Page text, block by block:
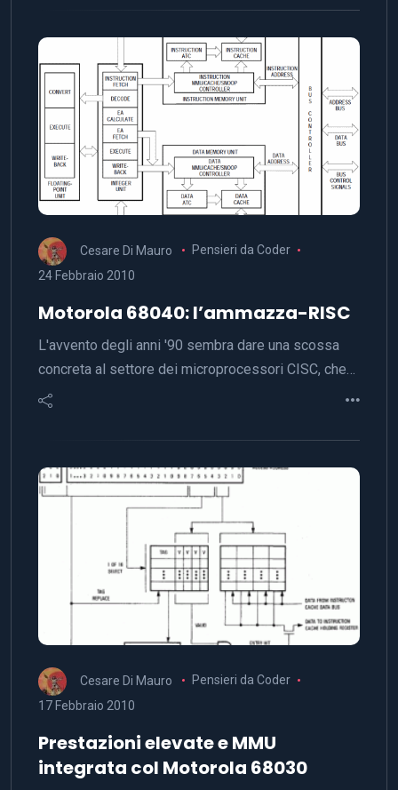
Cesare Di Mauro
Pensieri da Coder
24 Febbraio 2010
Motorola 68040: l’ammazza-RISC
L'avvento degli anni '90 sembra dare una scossa
concreta al settore dei microprocessori CISC, che…
Cesare Di Mauro
Pensieri da Coder
17 Febbraio 2010
Prestazioni elevate e MMU
integrata col Motorola 68030